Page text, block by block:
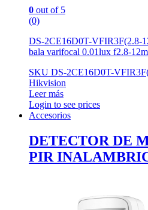
0 out of 5
(0)
DS-2CE16D0T-VFIR3F(2.8-
bala varifocal 0.01lux f2.8-
SKU DS-2CE16D0T-
Hikvision
Leer más
Login to see prices
Accesorios
DETECTOR DE
PIR